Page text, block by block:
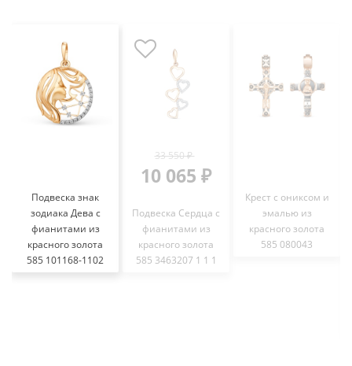
Подвеска знак
зодиака Дева с
фианитами из
красного золота
585 101168-1102
33 550 ₽
10 065 ₽
Подвеска Сердца с
фианитами из
красного золота
585 3463207 1 1 1
Крест с ониксом и
эмалью из
красного золота
585 080043